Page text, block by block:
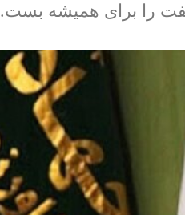
را برای همیشه بست.